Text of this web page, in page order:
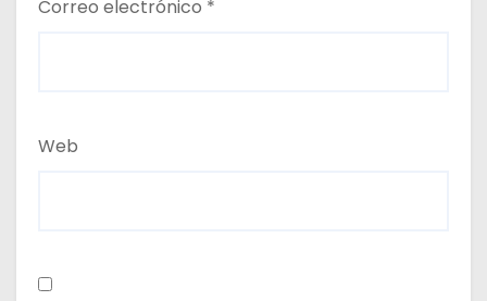
Correo electrónico *
Web